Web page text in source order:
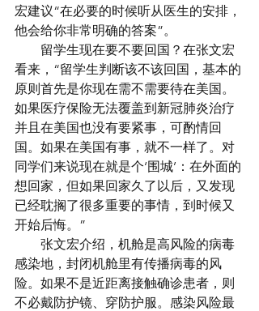
宏建议“在必要的时候听从医生的安排，
他会给你非常明确的答案”。
留学生现在要不要回国？在张文宏
看来，“留学生判断该不该回国，基本的
原则首先是你现在需不需要待在美国。
如果医疗保险无法覆盖到新冠肺炎治疗
并且在美国也没有要紧事，可酌情回
国。如果在美国有事，就不一样了。对
同学们来说现在就是个‘围城’：在外面的
想回家，但如果回家久了以后，又发现
已经耽搁了很多重要的事情，到时候又
开始后悔。”
张文宏介绍，机舱是高风险的病毒
感染地，封闭机舱里有传播病毒的风
险。如果不是近距离接触确诊患者，则
不必戴防护镜、穿防护服。感染风险最